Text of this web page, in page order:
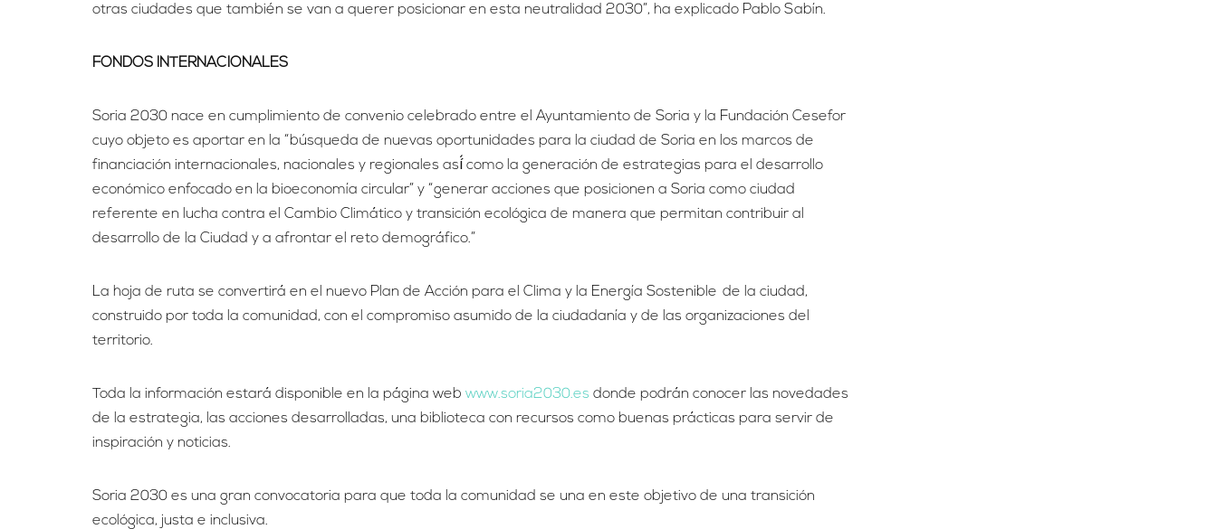
otras ciudades que también se van a querer posicionar en esta neutralidad 2030”, ha explicado Pablo Sabín.
FONDOS INTERNACIONALES
Soria 2030 nace en cumplimiento de convenio celebrado entre el Ayuntamiento de Soria y la Fundación Cesefor
cuyo objeto es aportar en la “búsqueda de nuevas oportunidades para la ciudad de Soria en los marcos de
financiación internacionales, nacionales y regionales así́ como la generación de estrategias para el desarrollo
económico enfocado en la bioeconomía circular” y “generar acciones que posicionen a Soria como ciudad
referente en lucha contra el Cambio Climático y transición ecológica de manera que permitan contribuir al
desarrollo de la Ciudad y a afrontar el reto demográfico.”
La hoja de ruta se convertirá en el nuevo Plan de Acción para el Clima y la Energía Sostenible de la ciudad,
construido por toda la comunidad, con el compromiso asumido de la ciudadanía y de las organizaciones del
territorio.
Toda la información estará disponible en la página web www.soria2030.es donde podrán conocer las novedades
de la estrategia, las acciones desarrolladas, una biblioteca con recursos como buenas prácticas para servir de
inspiración y noticias.
Soria 2030 es una gran convocatoria para que toda la comunidad se una en este objetivo de una transición
ecológica, justa e inclusiva.